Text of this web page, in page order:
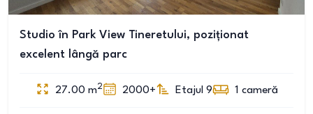
Studio în Park View Tineretului, poziționat
excelent lângă parc
27.00 m2 2000+ Etajul 9 1 cameră